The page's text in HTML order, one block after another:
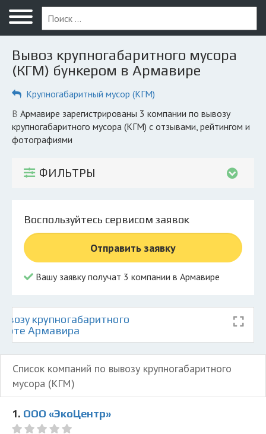
Меню
Главная
Вопрос юристу
Компании
КОМПАНИЯМ
© 2026 Все права защищены
Вывоз крупногабаритного мусора
(КГМ) бункером в Армавире
Крупногабаритный мусор (КГМ)
в Армавире зарегистрированы 3 компании по вывозу
крупногабаритного мусора (КГМ) с отзывами, рейтингом и
фотографиями
ФИЛЬТРЫ
Воспользуйтесь сервисом заявок
Отправить заявку
Вашу заявку получат 3 компании в Армавире
крупногабаритного
Армавира
Список компаний по вывозу крупногабаритного
мусора (КГМ)
1. ООО «ЭкоЦентр»